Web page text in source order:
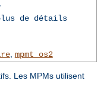
de détails
, mpmt_os2
Les MPMs utilisent